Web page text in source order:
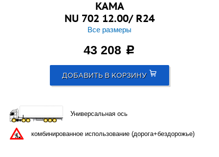
KAMA
NU 702 12.00/ R24
Все размеры
43 208 c
ДОБАВИТЬ В КОРЗИНУ
Универсальная ось
комбинированное использование (дорога+бездорожье)